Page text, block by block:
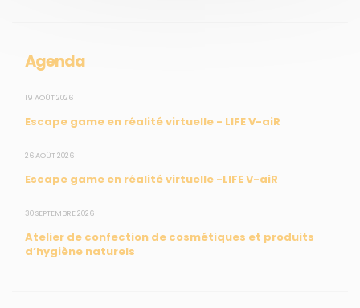
Agenda
19 AOÛT 2026
Escape game en réalité virtuelle - LIFE V-aiR
26 AOÛT 2026
Escape game en réalité virtuelle -LIFE V-aiR
30 SEPTEMBRE 2026
Atelier de confection de cosmétiques et produits
d’hygiène naturels
SUIVEZ-NOUS
CONTACT
Mail : info@madininair.fr